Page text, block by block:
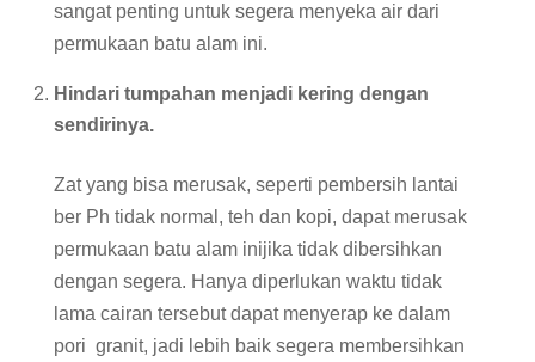
sangat penting untuk segera menyeka air dari
permukaan batu alam ini.
Hindari tumpahan menjadi kering dengan
sendirinya.
Zat yang bisa merusak, seperti pembersih lantai
ber Ph tidak normal, teh dan kopi, dapat merusak
permukaan batu alam inijika tidak dibersihkan
dengan segera. Hanya diperlukan waktu tidak
lama cairan tersebut dapat menyerap ke dalam
pori granit, jadi lebih baik segera membersihkan